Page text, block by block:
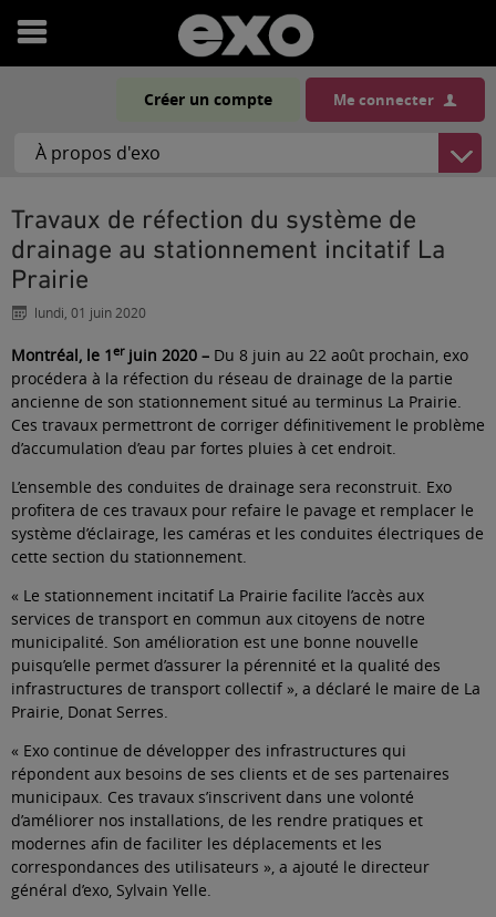
Ouvrir
menu
Créer un compte Me connecter
Travaux de réfection du système de
drainage au stationnement incitatif La
Prairie
lundi, 01 juin 2020
Montréal, le 1erjuin 2020 – Du 8 juin au 22 août prochain, exo
procédera à la réfection du réseau de drainage de la partie
ancienne de son stationnement situé au terminus La Prairie.
Ces travaux permettront de corriger définitivement le problème
d’accumulation d’eau par fortes pluies à cet endroit.
L’ensemble des conduites de drainage sera reconstruit. Exo
profitera de ces travaux pour refaire le pavage et remplacer le
système d’éclairage, les caméras et les conduites électriques de
cette section du stationnement.
« Le stationnement incitatif La Prairie facilite l’accès aux
services de transport en commun aux citoyens de notre
municipalité. Son amélioration est une bonne nouvelle
puisqu’elle permet d’assurer la pérennité et la qualité des
infrastructures de transport collectif », a déclaré le maire de La
Prairie, Donat Serres.
« Exo continue de développer des infrastructures qui
répondent aux besoins de ses clients et de ses partenaires
municipaux. Ces travaux s’inscrivent dans une volonté
d’améliorer nos installations, de les rendre pratiques et
modernes afin de faciliter les déplacements et les
correspondances des utilisateurs », a ajouté le directeur
général d’exo, Sylvain Yelle.